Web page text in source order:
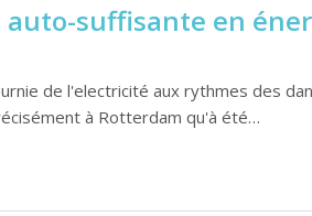
auto-suffisante en
de l'electricité aux rythmes des
à Rotterdam qu'à été…